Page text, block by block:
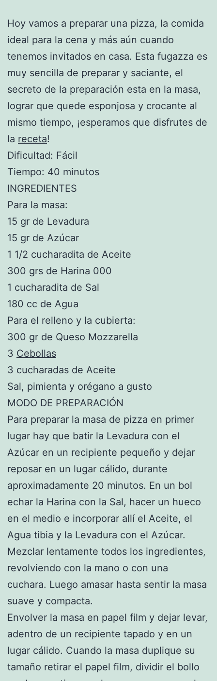
Hoy vamos a preparar una pizza, la comida
ideal para la cena y más aún cuando
tenemos invitados en casa. Esta fugazza es
muy sencilla de preparar y saciante, el
secreto de la preparación esta en la masa,
lograr que quede esponjosa y crocante al
mismo tiempo, ¡esperamos que disfrutes de
la receta!
Dificultad: Fácil
Tiempo: 40 minutos
INGREDIENTES
Para la masa:
15 gr de Levadura
15 gr de Azúcar
1 1/2 cucharadita de Aceite
300 grs de Harina 000
1 cucharadita de Sal
180 cc de Agua
Para el relleno y la cubierta:
300 gr de Queso Mozzarella
3 Cebollas
3 cucharadas de Aceite
Sal, pimienta y orégano a gusto
MODO DE PREPARACIÓN
Para preparar la masa de pizza en primer
lugar hay que batir la Levadura con el
Azúcar en un recipiente pequeño y dejar
reposar en un lugar cálido, durante
aproximadamente 20 minutos. En un bol
echar la Harina con la Sal, hacer un hueco
en el medio e incorporar allí el Aceite, el
Agua tibia y la Levadura con el Azúcar.
Mezclar lentamente todos los ingredientes,
revolviendo con la mano o con una
cuchara. Luego amasar hasta sentir la masa
suave y compacta.
Envolver la masa en papel film y dejar levar,
adentro de un recipiente tapado y en un
lugar cálido. Cuando la masa duplique su
tamaño retirar el papel film, dividir el bollo